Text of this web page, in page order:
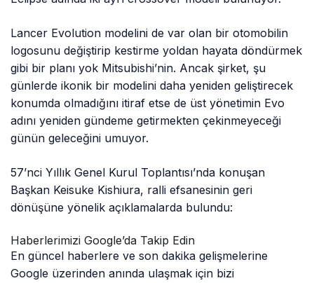
Lancer Evolution modelini de var olan bir otomobilin
logosunu değiştirip kestirme yoldan hayata döndürmek
gibi bir planı yok Mitsubishi’nin. Ancak şirket, şu
günlerde ikonik bir modelini daha yeniden geliştirecek
konumda olmadığını itiraf etse de üst yönetimin Evo
adını yeniden gündeme getirmekten çekinmeyeceği
günün geleceğini umuyor.
57’nci Yıllık Genel Kurul Toplantısı’nda konuşan
Başkan Keisuke Kishiura, ralli efsanesinin geri
dönüşüne yönelik açıklamalarda bulundu:
Haberlerimizi Google’da Takip Edin
En güncel haberlere ve son dakika gelişmelerine
Google üzerinden anında ulaşmak için bizi